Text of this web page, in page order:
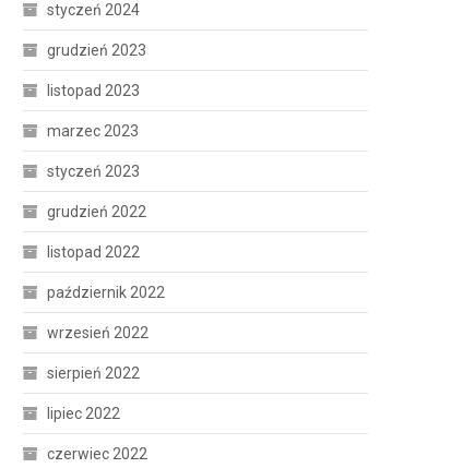
styczeń 2024
grudzień 2023
listopad 2023
marzec 2023
styczeń 2023
grudzień 2022
listopad 2022
październik 2022
wrzesień 2022
sierpień 2022
lipiec 2022
czerwiec 2022